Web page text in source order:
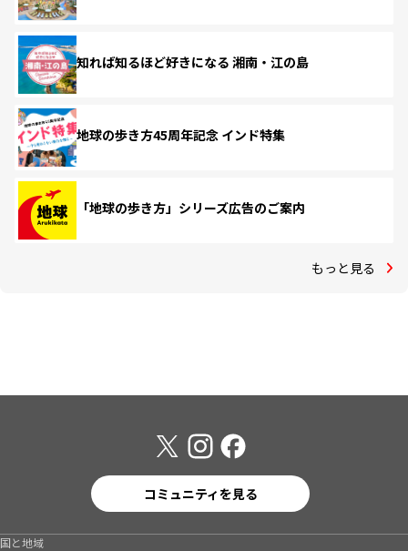
知れば知るほど好きになる 湘南・江の島
地球の歩き方45周年記念 インド特集
「地球の歩き方」シリーズ広告のご案内
もっと見る
コミュニティを見る
国と地域